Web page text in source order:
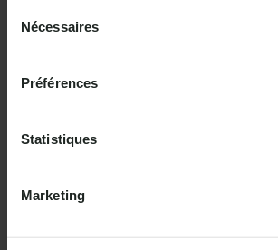
Nécessaires
Préférences
Statistiques
Marketing
Kerstmarkt van
authentieke en pittoreske markten van
charmant middeleeuws dorp. Deze kleine
vakwerkhuizen. De nadruk ligt op